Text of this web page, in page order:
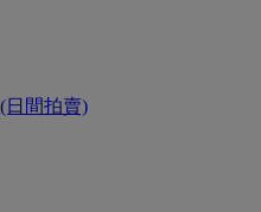
日間拍賣)